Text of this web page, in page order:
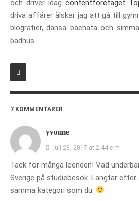
och driver idag contentföretaget
driva affärer älskar jag att gå till
biografier, dansa bachata och simma
badhus.
7 KOMMENTARER
yvonne
juli 28, 2017 at 2:44 e m
Tack för många leenden! Vad
Sverige på studiebesök. Längtar efter
samma kategori som du.